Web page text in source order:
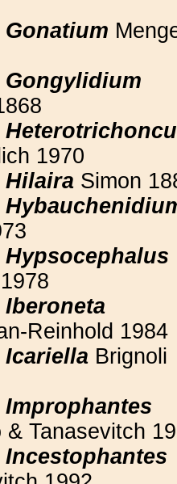
Gonatium
Gongylidium
1970
Hilaira Simon
Hypsocephalus
Iberoneta
Reinhold 1984
Icariella Brignoli
Improphantes
& Tanasevitch
Incestophantes